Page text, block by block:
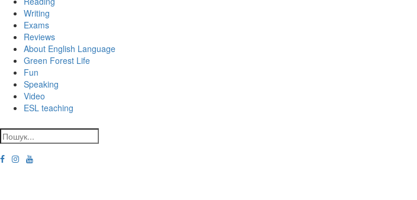
Writing
Exams
Reviews
About English Language
Green Forest Life
Fun
Speaking
Video
ESL teaching